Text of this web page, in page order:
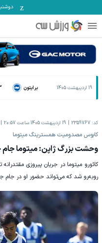
دوشنبه ۱۹
19 اردیبهشت 1405 برایتون
کد: 2359767 19 اردیبهشت 1405 ساعت 20:57
کابوس مصدومیت همسترینگ میتوما
وحشت بزرگ ژاپن: میتوما جام
کائورو میتوما در جریان پیروزی
روبه‌رو شد که می‌تواند حضور او در جام